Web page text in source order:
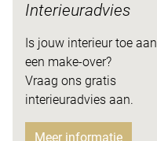
Interieuradvies
Is jouw interieur toe aan
een make-over?
Vraag ons gratis
interieuradvies aan.
Meer informatie